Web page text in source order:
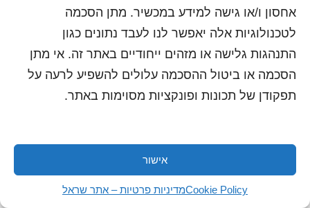
אחסון ו/או גישה למידע במכשיר. מתן הסכמה
לטכנולוגיות אלה יאפשר לנו לעבד נתונים כגון
התנהגות גלישה או מזהים ייחודיים באתר זה. אי מתן
הסכמה או ביטול ההסכמה עלולים להשפיע לרעה על
תפקודן של תכונות ופונקציות מסוימות באתר.
אישור
Cookie Policyמדיניות פרטיות – אתר שראל
כל הזכויות שמורות לשראל 2018 | עיצוב ותכנות: סטודיו
"היוצרים"